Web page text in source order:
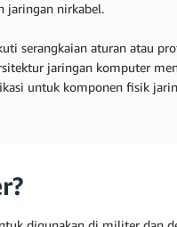
jaringan nirkabel.
serangkaian aturan atau
jaringan komputer
untuk komponen fisik